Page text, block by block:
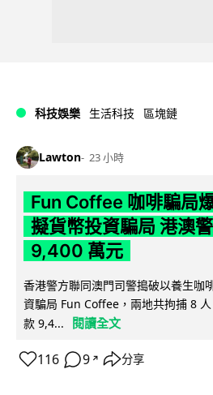
科技娛樂 生活科技 區塊鏈
Lawton 23 小時
Fun Coffee 咖啡騙局
擬貨幣投資騙局 港澳
9,400 萬元
香港警方聯同澳門司警搗破以養生咖
資騙局 Fun Coffee，兩地共拘捕 8
款 9,4...
閱讀全文
116 9 ↗ 分享